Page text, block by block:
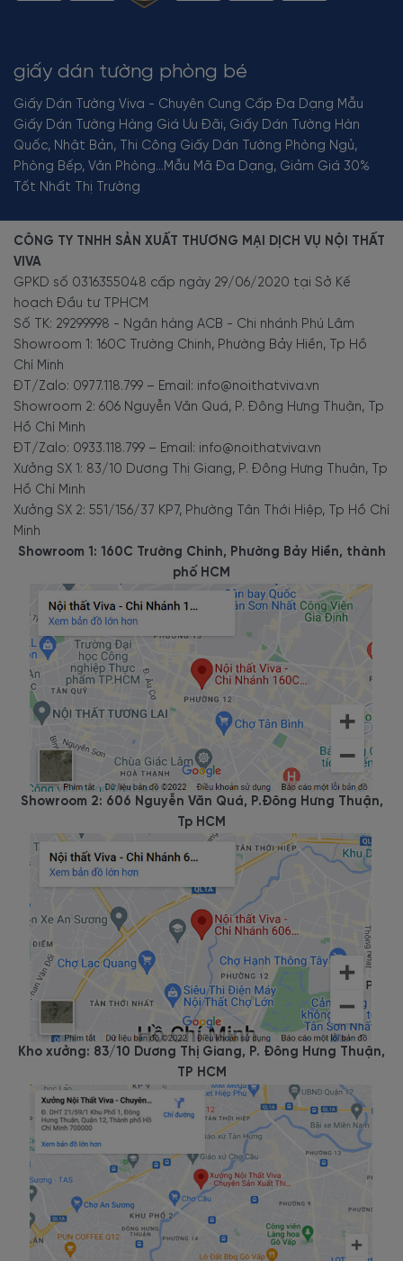
giấy dán tường phòng bé
Giấy Dán Tường Viva - Chuyên Cung Cấp Đa Dạng Mẫu
Giấy Dán Tường Hàng Giá Ưu Đãi, Giấy Dán Tường Hàn
Quốc, Nhật Bản, Thi Công Giấy Dán Tường Phòng Ngủ,
Phòng Bếp, Văn Phòng...Mẫu Mã Đa Dạng, Giảm Giá 30%
Tốt Nhất Thị Trường
CÔNG TY TNHH SẢN XUẤT THƯƠNG MẠI DỊCH VỤ NỘI THẤT
VIVA
GPKD số 0316355048 cấp ngày 29/06/2020 tại Sở Kế
hoạch Đầu tư TPHCM
Số TK: 29299998 - Ngân hàng ACB - Chi nhánh Phú Lâm
Showroom 1: 160C Trường Chinh, Phường Bảy Hiền, Tp Hồ
Chí Minh
ĐT/Zalo: 0977.118.799 – Email: info@noithatviva.vn
Showroom 2: 606 Nguyễn Văn Quá, P. Đông Hưng Thuận, Tp
Hồ Chí Minh
ĐT/Zalo: 0933.118.799 – Email: info@noithatviva.vn
Xưởng SX 1: 83/10 Dương Thị Giang, P. Đông Hưng Thuận, Tp
Hồ Chí Minh
Xưởng SX 2: 551/156/37 KP7, Phường Tân Thới Hiệp, Tp Hồ Chí
Minh
Showroom 1: 160C Trường Chinh, Phường Bảy Hiền, thành
phố HCM
Showroom 2: 606 Nguyễn Văn Quá, P.Đông Hưng Thuận,
Tp HCM
Kho xưởng: 83/10 Dương Thị Giang, P. Đông Hưng Thuận,
TP HCM